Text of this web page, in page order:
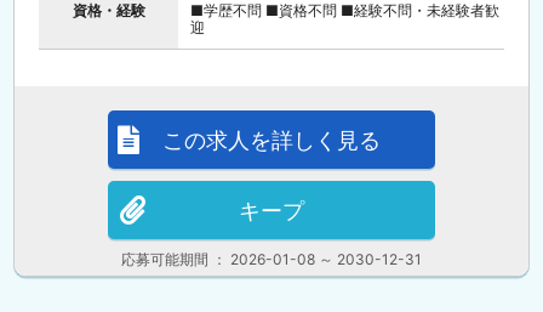
資格・経験
■学歴不問 ■資格不問 ■経験不問・未経験者歓
迎
応募可能期間 ： 2026-01-08 ～ 2030-12-31
この求人を詳しく見る
キープ